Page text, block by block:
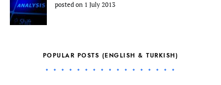
posted on 1 July 2013
POPULAR POSTS (ENGLISH & TURKISH)